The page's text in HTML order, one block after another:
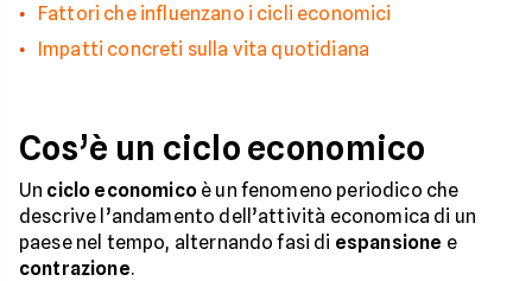
Fattori che influenzano i cicli economici
Impatti concreti sulla vita quotidiana
Cos’è un ciclo economico
Un ciclo economicoè un fenomeno periodico che
descrive l’andamento dell’attività economica di un
paese nel tempo, alternando fasi di espansione e
contrazione.